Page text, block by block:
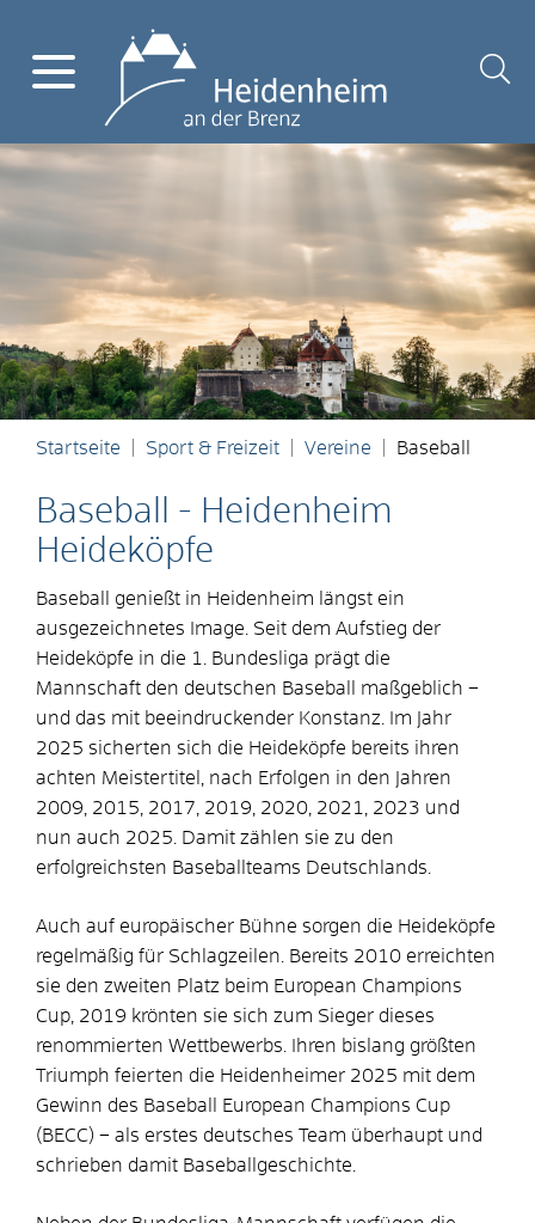
Startseite Sport & Freizeit Vereine Baseball
Baseball - Heidenheim
Heideköpfe
Baseball genießt in Heidenheim längst ein
ausgezeichnetes Image. Seit dem Aufstieg der
Heideköpfe in die 1. Bundesliga prägt die
Mannschaft den deutschen Baseball maßgeblich –
und das mit beeindruckender Konstanz. Im Jahr
2025 sicherten sich die Heideköpfe bereits ihren
achten Meistertitel, nach Erfolgen in den Jahren
2009, 2015, 2017, 2019, 2020, 2021, 2023 und
nun auch 2025. Damit zählen sie zu den
erfolgreichsten Baseballteams Deutschlands.
Auch auf europäischer Bühne sorgen die Heideköpfe
regelmäßig für Schlagzeilen. Bereits 2010 erreichten
sie den zweiten Platz beim European Champions
Cup, 2019 krönten sie sich zum Sieger dieses
renommierten Wettbewerbs. Ihren bislang größten
Triumph feierten die Heidenheimer 2025 mit dem
Gewinn des Baseball European Champions Cup
(BECC) – als erstes deutsches Team überhaupt und
schrieben damit Baseballgeschichte.